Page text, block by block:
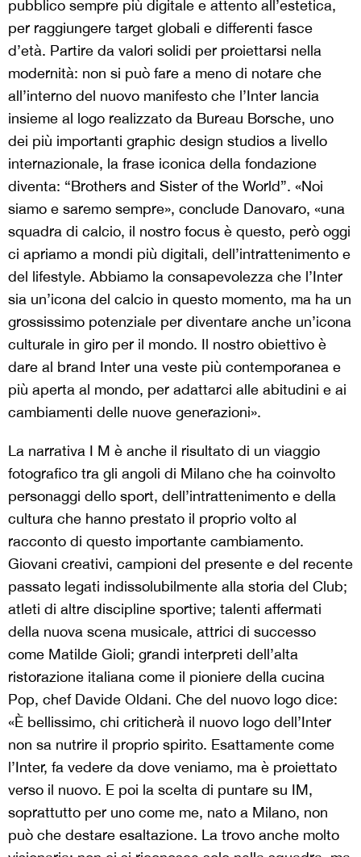
pubblico sempre più digitale e attento all’estetica,
per raggiungere target globali e differenti fasce
d’età. Partire da valori solidi per proiettarsi nella
modernità: non si può fare a meno di notare che
all’interno del nuovo manifesto che l’Inter lancia
insieme al logo realizzato da Bureau Borsche, uno
dei più importanti graphic design studios a livello
internazionale, la frase iconica della fondazione
diventa: “Brothers and Sister of the World”. «Noi
siamo e saremo sempre», conclude Danovaro, «una
squadra di calcio, il nostro focus è questo, però oggi
ci apriamo a mondi più digitali, dell’intrattenimento e
del lifestyle. Abbiamo la consapevolezza che l’Inter
sia un’icona del calcio in questo momento, ma ha un
grossissimo potenziale per diventare anche un’icona
culturale in giro per il mondo. Il nostro obiettivo è
dare al brand Inter una veste più contemporanea e
più aperta al mondo, per adattarci alle abitudini e ai
cambiamenti delle nuove generazioni».
La narrativa I M è anche il risultato di un viaggio
fotografico tra gli angoli di Milano che ha coinvolto
personaggi dello sport, dell’intrattenimento e della
cultura che hanno prestato il proprio volto al
racconto di questo importante cambiamento.
Giovani creativi, campioni del presente e del recente
passato legati indissolubilmente alla storia del Club;
atleti di altre discipline sportive; talenti affermati
della nuova scena musicale, attrici di successo
come Matilde Gioli; grandi interpreti dell’alta
ristorazione italiana come il pioniere della cucina
Pop, chef Davide Oldani. Che del nuovo logo dice:
«È bellissimo, chi criticherà il nuovo logo dell’Inter
non sa nutrire il proprio spirito. Esattamente come
l’Inter, fa vedere da dove veniamo, ma è proiettato
verso il nuovo. E poi la scelta di puntare su IM,
soprattutto per uno come me, nato a Milano, non
può che destare esaltazione. La trovo anche molto